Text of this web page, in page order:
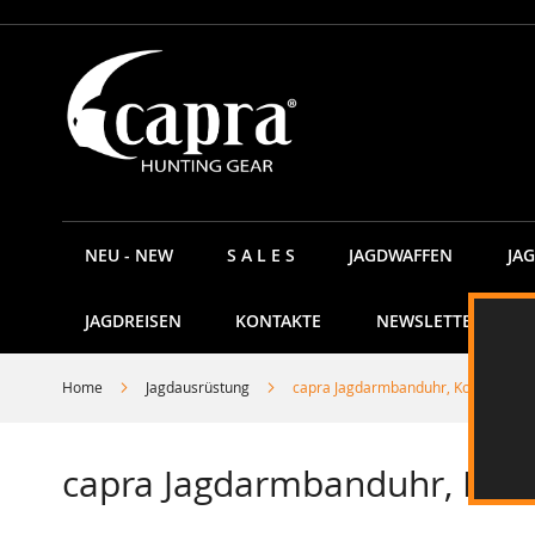
Direkt
Inhalt
NEU - NEW S A L E S JAGDWAFFEN
JAGDREISEN KONTAKTE NEWSLETTER
Home Jagdausrüstung capra Jagdarmbanduhr, Kollektion
capra Jagdarmbanduhr,